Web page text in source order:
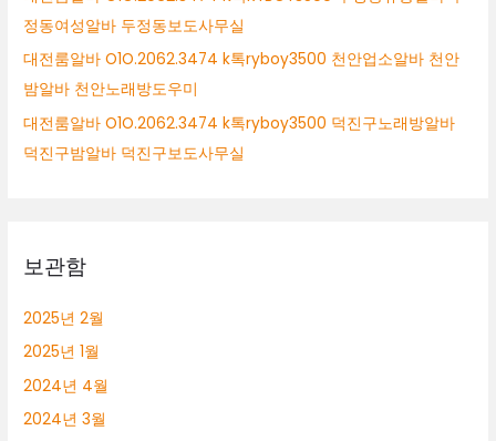
정동여성알바 두정동보도사무실
대전룸알바 O1O.2062.3474 k톡ryboy3500 천안업소알바 천안
밤알바 천안노래방도우미
대전룸알바 O1O.2062.3474 k톡ryboy3500 덕진구노래방알바
덕진구밤알바 덕진구보도사무실
보관함
2025년 2월
2025년 1월
2024년 4월
2024년 3월